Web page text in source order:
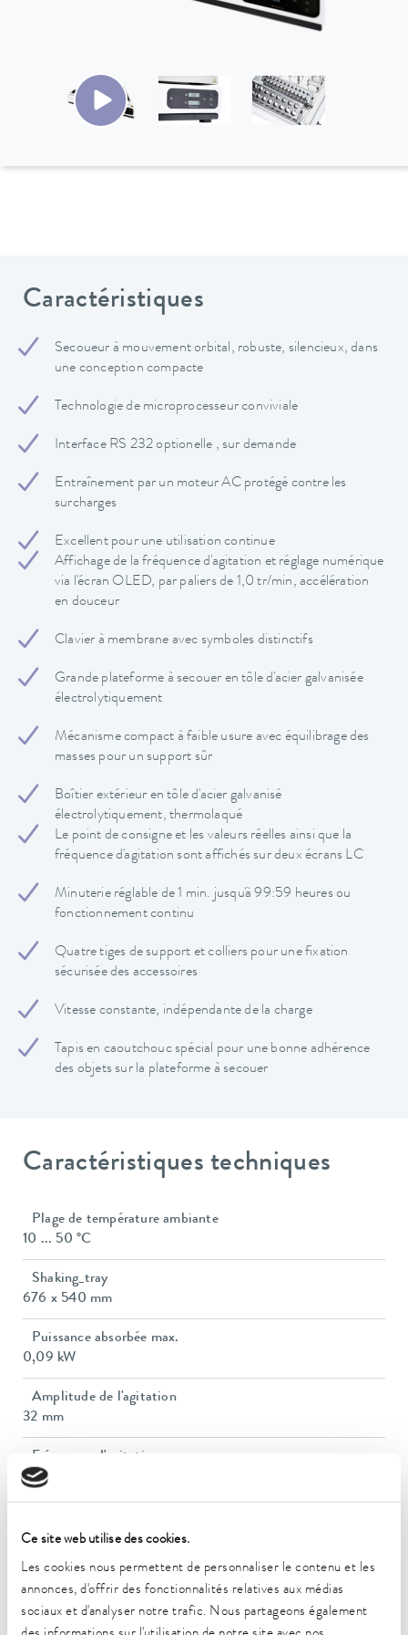
Ce site web utilise des cookies.
Les cookies nous permettent de personnaliser le contenu et les
annonces, d'offrir des fonctionnalités relatives aux médias
sociaux et d'analyser notre trafic. Nous partageons également
Caractéristiques
Secoueur à mouvement orbital, robuste, silencieux, dans
une conception compacte
Technologie de microprocesseur conviviale
Interface RS 232 optionelle , sur demande
Entraînement par un moteur AC protégé contre les
surcharges
Excellent pour une utilisation continue
Affichage de la fréquence d'agitation et réglage numérique
via l'écran OLED, par paliers de 1,0 tr/min, accélération
en douceur
Clavier à membrane avec symboles distinctifs
Grande plateforme à secouer en tôle d'acier galvanisée
électrolytiquement
Mécanisme compact à faible usure avec équilibrage des
masses pour un support sûr
Boîtier extérieur en tôle d'acier galvanisé
électrolytiquement, thermolaqué
Le point de consigne et les valeurs réelles ainsi que la
fréquence d'agitation sont affichés sur deux écrans LC
Minuterie réglable de 1 min. jusqu'à 99:59 heures ou
fonctionnement continu
Quatre tiges de support et colliers pour une fixation
sécurisée des accessoires
Vitesse constante, indépendante de la charge
Tapis en caoutchouc spécial pour une bonne adhérence
des objets sur la plateforme à secouer
Caractéristiques techniques
Plage de température ambiante
10 ... 50 °C
Shaking_tray
676 x 540 mm
Puissance absorbée max.
0,09 kW
Amplitude de l'agitation
32 mm
Fréquence d'agitation
20 ... 250 1/min
30 kg
Dimensions (l x P x H)
705 x 607 x 160 mm